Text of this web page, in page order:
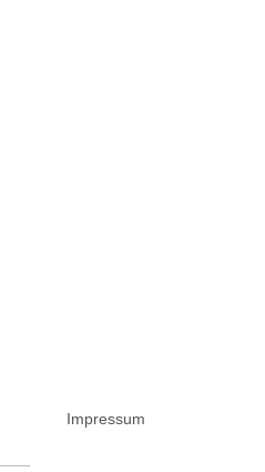
Impressum